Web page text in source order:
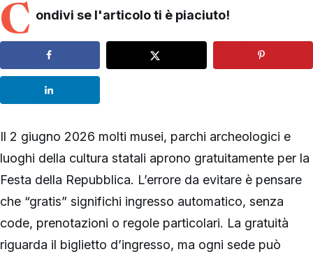
C ondivi se l'articolo ti è piaciuto!
Il 2 giugno 2026 molti musei, parchi archeologici e
luoghi della cultura statali aprono gratuitamente per la
Festa della Repubblica. L’errore da evitare è pensare
che “gratis” significhi ingresso automatico, senza
code, prenotazioni o regole particolari. La gratuità
riguarda il biglietto d’ingresso, ma ogni sede può